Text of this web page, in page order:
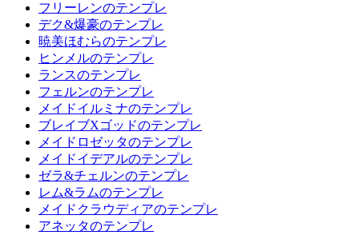
フリーレンのテンプレ
デク&爆豪のテンプレ
暁美ほむらのテンプレ
ヒンメルのテンプレ
ランスのテンプレ
フェルンのテンプレ
メイドイルミナのテンプレ
ブレイブXゴッドのテンプレ
メイドロゼッタのテンプレ
メイドイデアルのテンプレ
ゼラ&チェルンのテンプレ
レム&ラムのテンプレ
メイドクラウディアのテンプレ
アネッタのテンプレ